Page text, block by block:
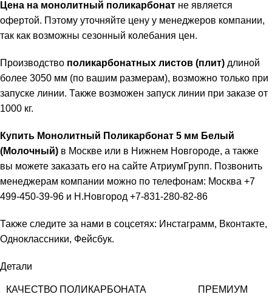
Цена на монолитный поликарбонат не является
офертой. Пэтому уточняйте цену у менеджеров компании,
так как возможны сезонный колебания цен.
Производство поликарбонатных листов (плит) длиной
более 3050 мм (по вашим размерам), возможно только при
запуске линии. Также возможен запуск линии при заказе от
1000 кг.
Купить Монолитный Поликарбонат 5 мм Белый
(Молочный) в Москве или в Нижнем Новгороде, а также
вы можете заказать его на сайте АтриумГрупп. Позвонить
менеджерам компании можно по телефонам: Москва +7
499-450-39-96 и Н.Новгород +7-831-280-82-86
Также следите за нами в соцсетях: Инстаграмм, Вконтакте,
Одноклассники, Фейсбук.
Детали
КАЧЕСТВО ПОЛИКАРБОНАТА ПРЕМИУМ